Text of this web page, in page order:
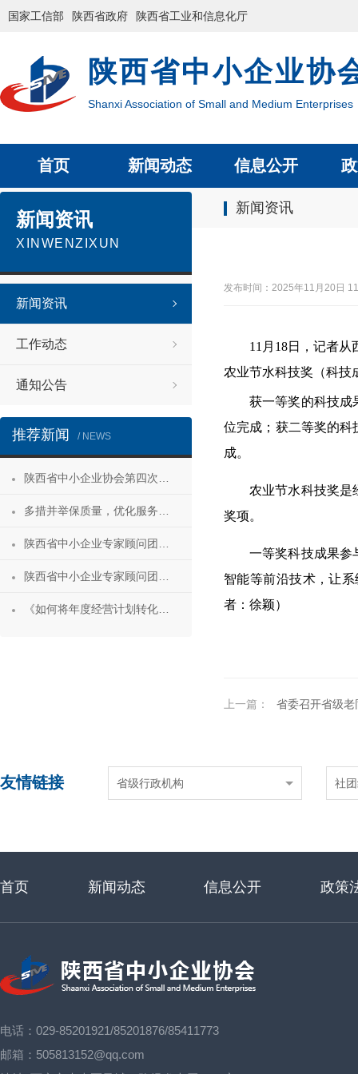
国家工信部 陕西省政府 陕西省工业和信息化厅
陕西省中小企业协
Shanxi Association of Small and Medium Enterprises
首页 新闻动态 信息公开
新闻资讯
新闻资讯
XINWENZIXUN
新闻资讯
工作动态
通知公告
推荐新闻 / NEWS
发布时间：2025年11月20日
11月18日，记者
农业节水科技奖（科技
获一等奖的科技成
位完成；获二等奖的科
成。
农业节水科技奖是
奖项。
一等奖科技成果参
智能等前沿技术，让
者：徐颖）
上一篇： 省委召开省级老同志座谈会 征求对我省“十五
友情链接 省级行政机构 社
首页 新闻动态 信息公开 政策
电话：029-85201921/85201876/85411773
邮箱：505813152@qq.com